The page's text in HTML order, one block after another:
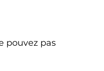
pouvez pas